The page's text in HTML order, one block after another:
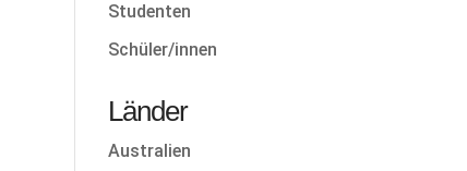
Studenten
Schüler/innen
Länder
Australien